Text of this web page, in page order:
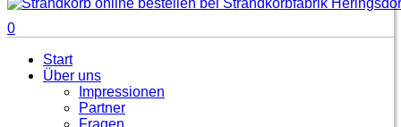
0
Start
Über uns
Impressionen
Partner
Fragen